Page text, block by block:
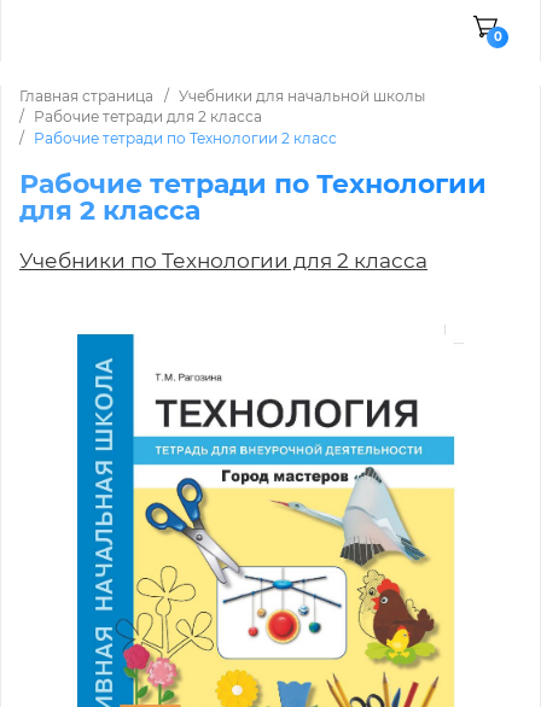
0
Главная страница
Учебники для начальной школы
Рабочие тетради для 2 класса
Рабочие тетради по Технологии 2 класс
Рабочие тетради по Технологии
для 2 класса
Учебники по Технологии для 2 класса